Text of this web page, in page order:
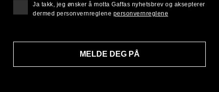
MELDE DEG PÅ
Ja takk, jeg ønsker å motta Gaffas nyhetsbrev og aksepterer
dermed personvernreglene personvernreglene